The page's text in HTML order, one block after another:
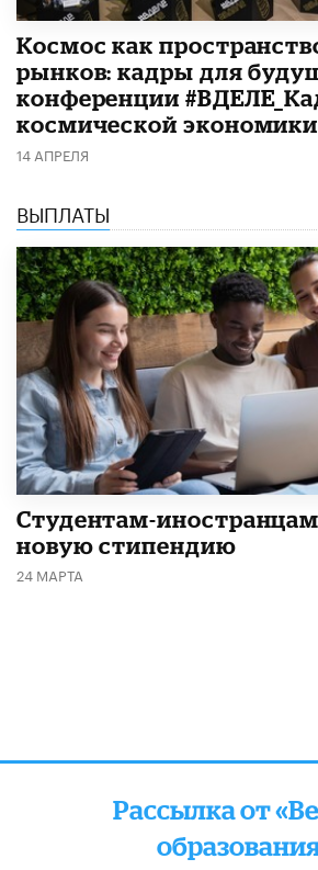
Космос как
рынков: кадры для
конференции
космической экономики
14 АПРЕЛЯ
ВЫПЛАТЫ
Студентам-
новую стипендию
24 МАРТА
Рассылка от